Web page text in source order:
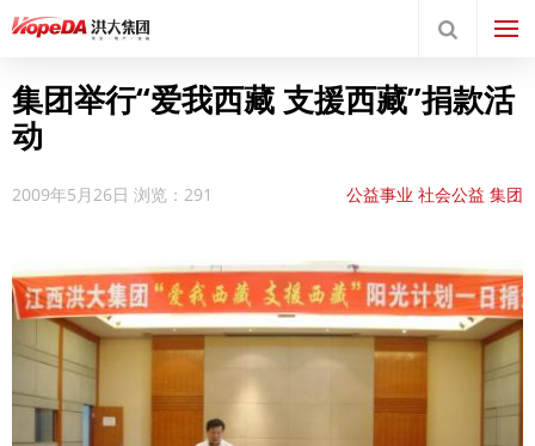
集团举行“爱我西藏 支援西藏”捐款活
动
2009年5月26日 浏览：291 公益事业 社会公益 集团